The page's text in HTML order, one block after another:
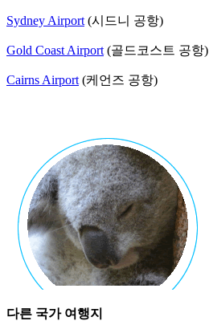
Sydney Airport (시드니 공항)
Gold Coast Airport (골드코스트 공항)
Cairns Airport (케언즈 공항)
다른 국가 여행지